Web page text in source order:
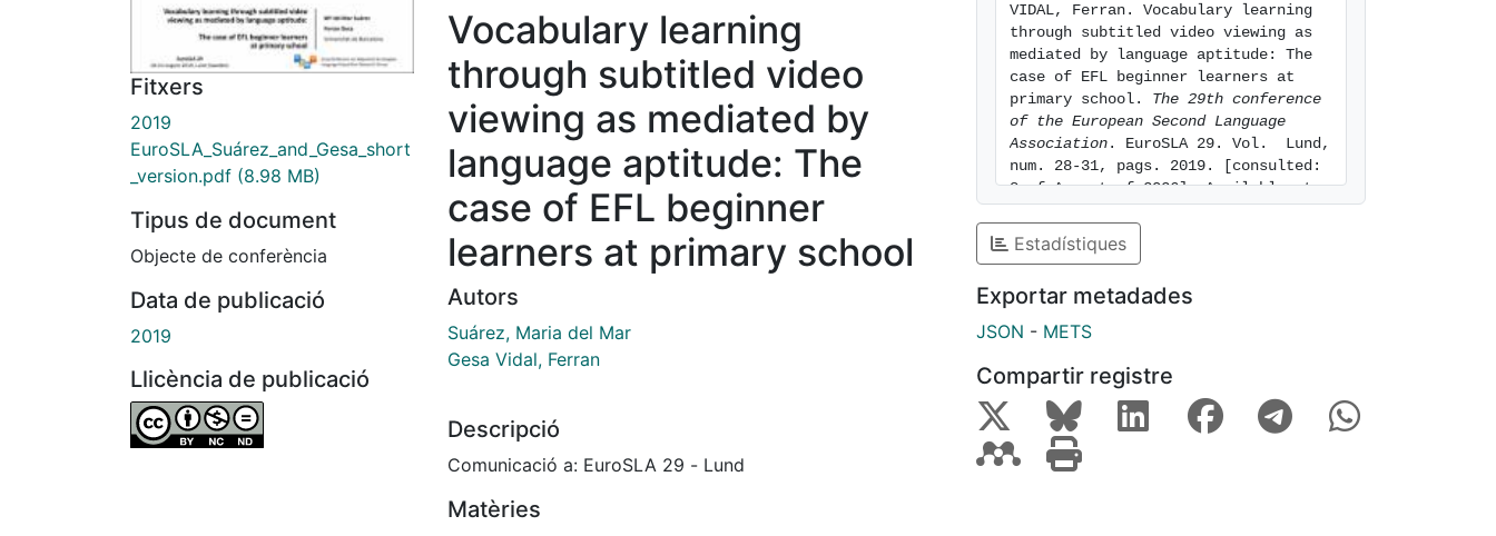
Fitxers
2019
EuroSLA_Suárez_and_Gesa_short
_version.pdf (8.98 MB)
Tipus de document
Objecte de conferència
Data de publicació
2019
Llicència de publicació
Vocabulary learning
through subtitled video
viewing as mediated by
language aptitude: The
case of EFL beginner
learners at primary school
Autors
Suárez, Maria del Mar
Gesa Vidal, Ferran
Descripció
Comunicació a: EuroSLA 29 - Lund
Matèries
VIDAL, Ferran. Vocabulary learning
through subtitled video viewing as
mediated by language aptitude: The
case of EFL beginner learners at
primary school. The 29th conference
of the European Second Language
Association . EuroSLA 29. Vol.  Lund,
num. 28-31, pags. 2019. [consulted:
8 of August of 2026]. Available at:
Estadístiques
Exportar metadades
JSON - METS
Compartir registre